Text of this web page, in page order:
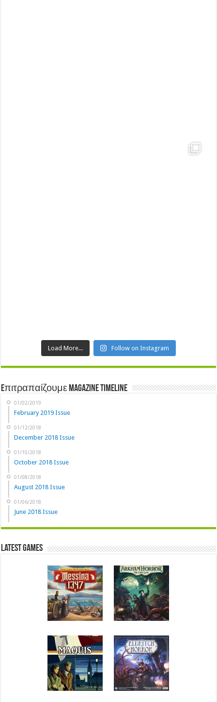
Load More... Follow on Instagram
Eπιτραπαίζουμε Magazine Timeline
01/02/2019
February 2019 Issue
01/12/2018
December 2018 Issue
01/10/2018
October 2018 Issue
01/08/2018
August 2018 Issue
01/06/2018
June 2018 Issue
Latest Games